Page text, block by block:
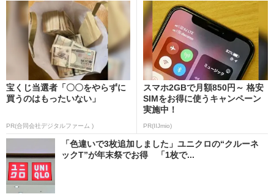
宝くじ当選者「〇〇をやらずに
買うのはもったいない」
PR(合同会社デジタルファーム )
スマホ2GBで月額850円～ 格安
SIMをお得に使うキャンペーン
実施中！
PR(IIJmio)
「色違いで3枚追加しました」ユニクロの“クルーネ
ックT”が年末祭でお得 「1枚で...